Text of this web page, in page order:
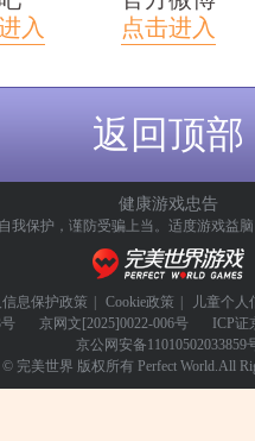
入
点击进入
返回顶部
健康游戏忠告
我保护，谨防受骗上当。 适度游戏益
息保护政策 Cookie政策
儿童个人
京网文 [2025]0022-006号 ICP证
京公网安备11010502033859
© 完美世界 版权所有 Perfect World.All